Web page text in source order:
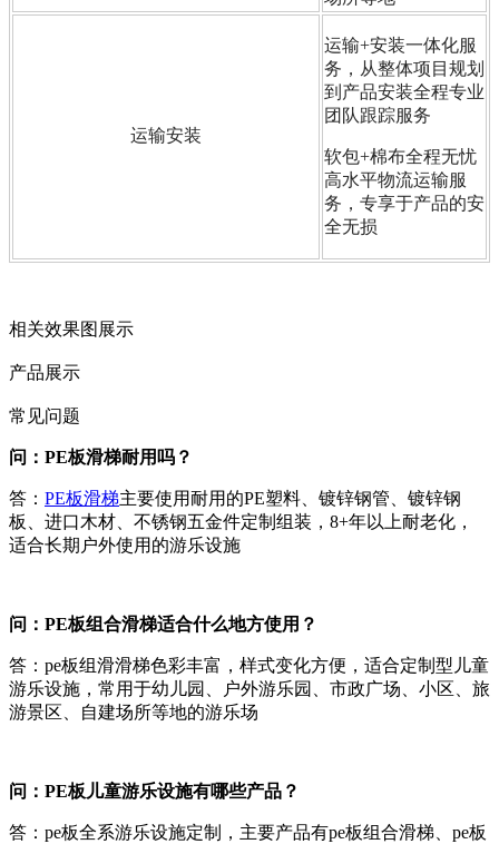
运输安装
运输+安装一体化服
务，从整体项目规划
到产品安装全程专业
团队跟踪服务
软包+棉布全程无忧
高水平物流运输服
务，专享于产品的安
全无损
相关效果图展示
产品展示
常见问题
问：PE板滑梯耐用吗 ？
答： PE板滑梯主要使用耐用的PE塑料、镀锌钢管、镀锌钢
板、进口木材、不锈钢五金件定制组装，8+年以上耐老化，
适合长期户外使用的游乐设施
问：PE板组合滑梯适合什么地方使用 ？
答：pe板组滑滑梯色彩丰富，样式变化方便，适合定制型儿童
游乐设施，常用于幼儿园、户外游乐园、市政广场、小区、旅
游景区、自建场所等地的游乐场
问：PE板儿童游乐设施有哪些产品？
答：pe板全系游乐设施定制，主要产品有pe板组合滑梯、pe板